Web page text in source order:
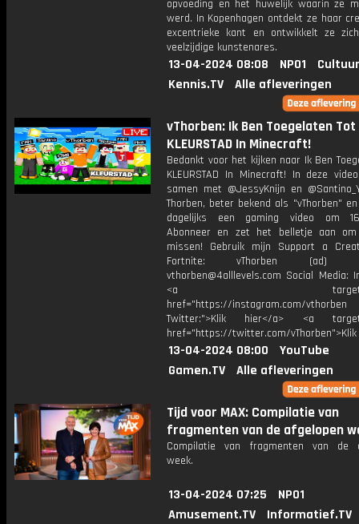
opvoeding en het huwelijk waarin ze
werd. In Kopenhagen ontdekt ze haar
excentrieke kant en ontwikkelt ze
veelzijdige kunstenares.
13-04-2024 08:08 NPO1
Kennis.TV
Alle afleveringen
vThorben: Ik Ben Toegelaten Tot
KLEURSTAD In Minecraft!
Bedankt voor het kijken naar Ik Ben
KLEURSTAD In Minecraft! In deze
samen met @JessyKnijn en
Thorben, beter bekend als "vThorben"
dagelijks een gaming video om
Abonneer en zet het belletje aan
missen! Gebruik mijn Support a
Fortnite: vThorben (ad)
vthorben@4alllevels.com Social Media:
<a
href="https://instagram.com/vthorben
Twitter:">Klik hier</a> <a
href="https://twitter.com/
13-04-2024 08:00
YouTube
Gamen.TV
Alle afleveringen
Tijd voor MAX: Compilatie van
fragmenten van de afgelopen
Compilatie van fragmenten van de
week.
13-04-2024 07:25
NPO1
Amusement.TV
Informatief.TV